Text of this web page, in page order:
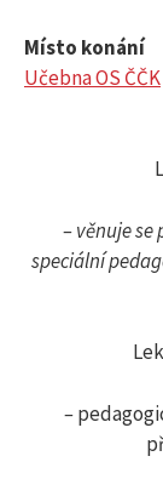
Místo konání
Učebna OS ČČK
–věnuje
speciální
–